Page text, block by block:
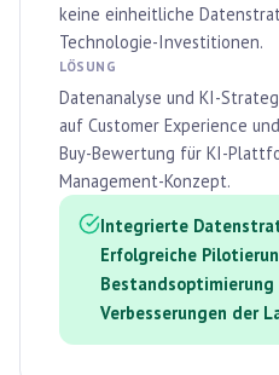
keine einheitliche
Technologie-Investitionen.
LÖSUNG
Datenanalyse und KI-
auf Customer Experience
Buy-Bewertung für KI-
Management-Konzept.
Integrierte
Erfolgreiche
Bestandsoptimierung
Verbesserungen der